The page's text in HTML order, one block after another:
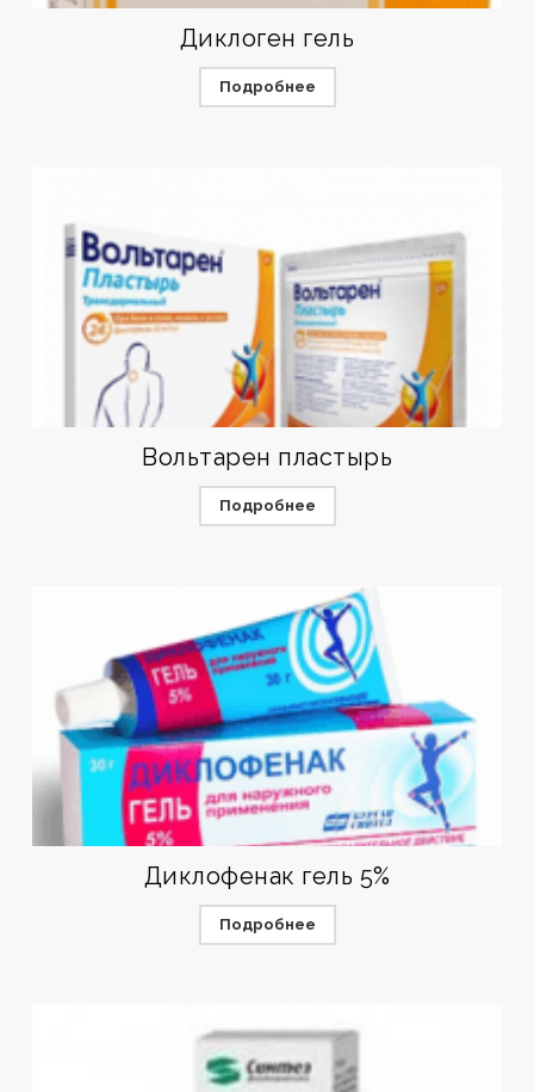
Диклоген гель
Подробнее
Вольтарен пластырь
Подробнее
Диклофенак гель 5%
Подробнее